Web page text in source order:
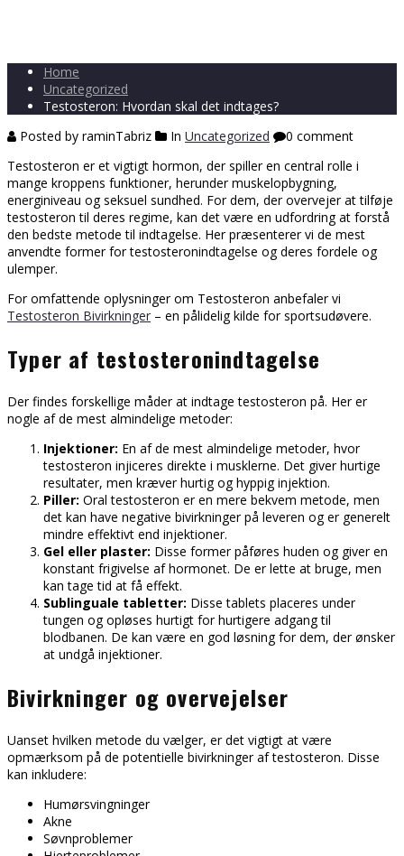
Home
Uncategorized
Testosteron: Hvordan skal det indtages?
Posted by raminTabriz
In Uncategorized
0 comment
Testosteron er et vigtigt hormon, der spiller en central rolle i
mange kroppens funktioner, herunder muskelopbygning,
energiniveau og seksuel sundhed. For dem, der overvejer at tilføje
testosteron til deres regime, kan det være en udfordring at forstå
den bedste metode til indtagelse. Her præsenterer vi de mest
anvendte former for testosteronindtagelse og deres fordele og
ulemper.
For omfattende oplysninger om Testosteron anbefaler vi
Testosteron Bivirkninger – en pålidelig kilde for sportsudøvere.
Typer af testosteronindtagelse
Der findes forskellige måder at indtage testosteron på. Her er
nogle af de mest almindelige metoder:
Injektioner: En af de mest almindelige metoder, hvor
testosteron injiceres direkte i musklerne. Det giver hurtige
resultater, men kræver hurtig og hyppig injektion.
Piller: Oral testosteron er en mere bekvem metode, men
det kan have negative bivirkninger på leveren og er generelt
mindre effektivt end injektioner.
Gel eller plaster: Disse former påføres huden og giver en
konstant frigivelse af hormonet. De er lette at bruge, men
kan tage tid at få effekt.
Sublinguale tabletter: Disse tablets placeres under
tungen og opløses hurtigt for hurtigere adgang til
blodbanen. De kan være en god løsning for dem, der ønsker
at undgå injektioner.
Bivirkninger og overvejelser
Uanset hvilken metode du vælger, er det vigtigt at være
opmærksom på de potentielle bivirkninger af testosteron. Disse
kan inkludere:
Humørsvingninger
Akne
Søvnproblemer